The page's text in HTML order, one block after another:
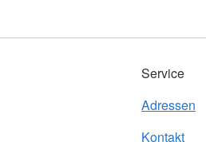
Service
Adressen
Kontakt